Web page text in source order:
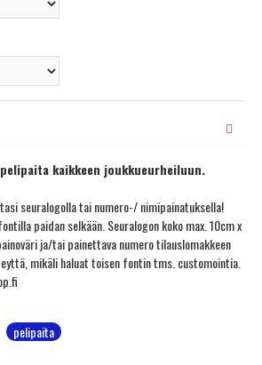
kaikkeen joukkueurheiluun.
seuralogolla tai numero-/ nimipainatuksella!
paidan selkään. Seuralogon koko max. 10cm x
ja/tai painettava numero tilauslomakkeen
mikäli haluat toisen fontin tms. customointia.
pelipaita